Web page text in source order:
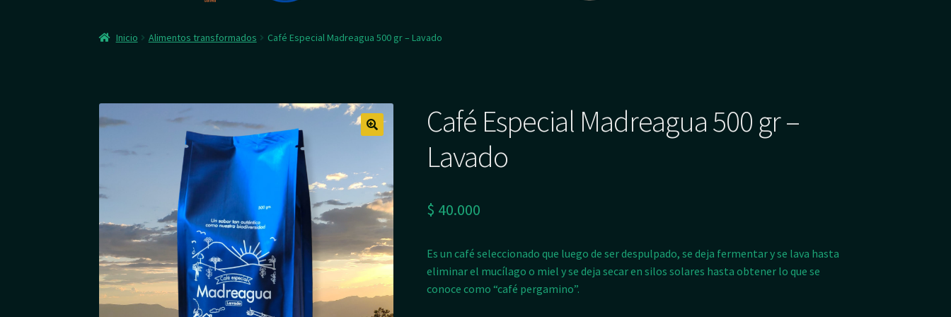
Inicio Alimentos transformados Café Especial Madreagua 500 gr – Lavado
Café Especial Madreagua 500 gr –
Lavado
$ 40.000
Es un café seleccionado que luego de ser despulpado, se deja fermentar y se lava hasta
eliminar el mucílago o miel y se deja secar en silos solares hasta obtener lo que se
conoce como “café pergamino”.